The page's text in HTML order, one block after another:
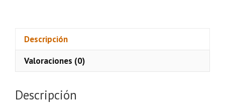
Descripción
Valoraciones (0)
Descripción